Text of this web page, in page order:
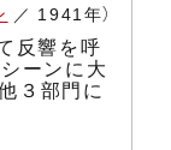
／ 1941年）
反響を呼
ーンに大
３部門に